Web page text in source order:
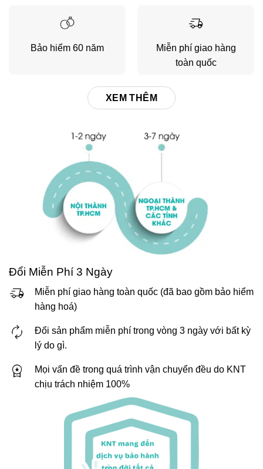
Bảo hiểm 60 năm
Miễn phí giao hàng
toàn quốc
XEM THÊM
Đổi Miễn Phí 3 Ngày
Miễn phí giao hàng toàn quốc (đã bao gồm bảo hiểm
hàng hoá)
Đổi sản phẩm miễn phí trong vòng 3 ngày với bất kỳ
lý do gì.
Mọi vấn đề trong quá trình vận chuyển đều do KNT
chịu trách nhiệm 100%